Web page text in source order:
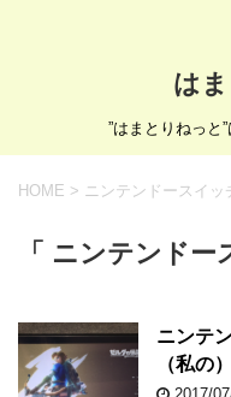
は
”はまとりねっと
HOME > ニンテンドースイッ
「 ニンテンド
ニンテ
（私の